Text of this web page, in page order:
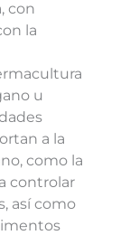
con
la
u
a la
como la
controlar
así como